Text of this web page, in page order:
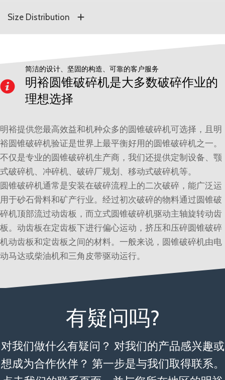
Size Distribution
简洁的设计、坚固的构造、可靠的客户服务
明裕圆锥破碎机是大多数破碎作业的
理想选择
明裕提供您最高效益和机种众多的圆锥破碎机可选择，且明
裕圆锥破碎机验证是世界上最平衡好用的圆锥破碎机之一。
不仅是专业的圆锥破碎机生产商，我们还提供定制设备、颚
式破碎机、冲碎机、破碎厂规划、移动式破碎机等。
圆锥破碎机通常是安装在破碎流程上的二次破碎，能广泛运
用于砂石骨料和矿产行业。经过初次破碎的物料通过圆锥破
碎机顶部流过动齿板，而立式圆锥破碎机驱动主轴旋转动齿
板。动齿板在定齿板下进行偏心运动，挤压和压碎圆锥破碎
机动齿板和定齿板之间的材料。一般来说，圆锥破碎机由电
动马达或柴油机和三角皮带驱动运行。
有疑问吗?
对我们做什么有疑问？ 对我们的产品感兴趣或
想成为合作伙伴？ 第一步是与我们取得联系。